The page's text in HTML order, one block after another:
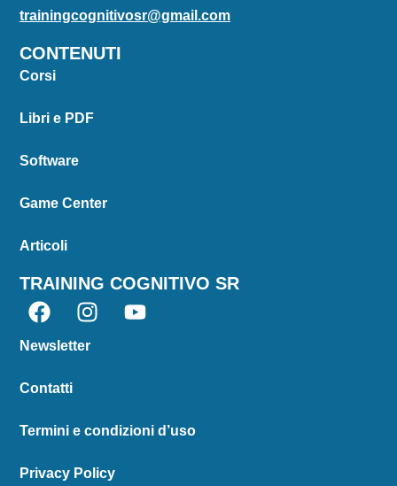
trainingcognitivosr@gmail.com
CONTENUTI
Corsi
Libri e PDF
Software
Game Center
Articoli
TRAINING COGNITIVO SR
Newsletter
Contatti
Termini e condizioni d’uso
Privacy Policy